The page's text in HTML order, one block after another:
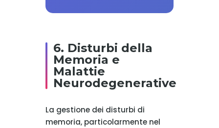
6. Disturbi della
Memoria e
Malattie
Neurodegenerative
La gestione dei disturbi di
memoria, particolarmente nel